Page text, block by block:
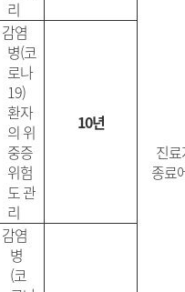
진
종료
리
감염
병(코
로나
19)
환자
의 위
중증
위험
도 관
리
10년
감염
병
(코